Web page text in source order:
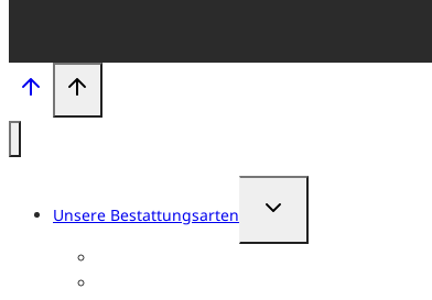
Unsere Bestattungsarten
Untermenü